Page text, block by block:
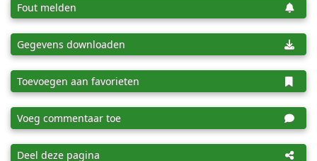
Fout melden
Gegevens downloaden
Toevoegen aan favorieten
Voeg commentaar toe
Deel deze pagina